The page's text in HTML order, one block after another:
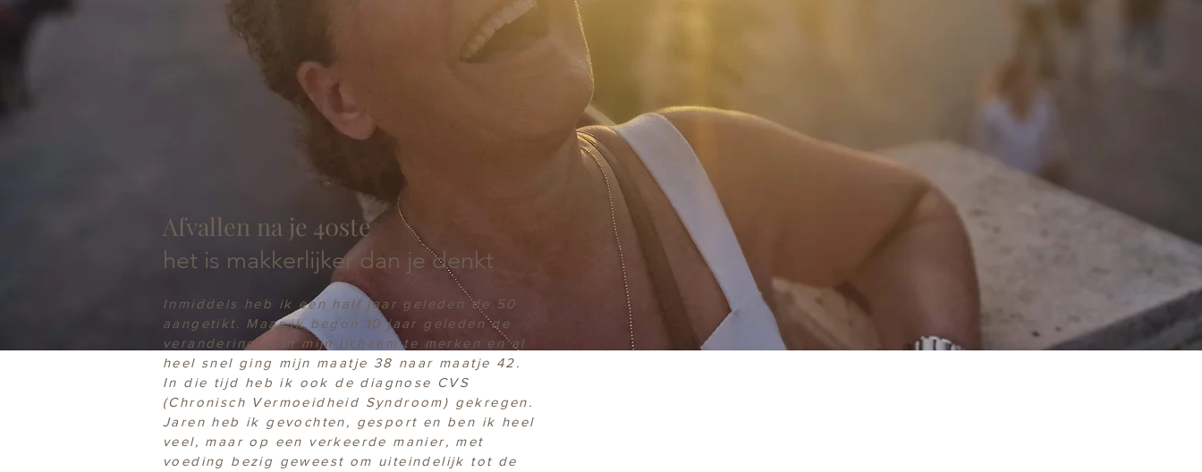
Afvallen na je 40ste
het is makkerlijker dan je denkt
Inmiddels heb ik een half jaar geleden de 50
aangetikt. Maar ik begon 10 jaar geleden de
verandering al in mijn lichaam te merken en al
heel snel ging mijn maatje 38 naar maatje 42.
In die tijd heb ik ook de diagnose CVS
(Chronisch Vermoeidheid Syndroom) gekregen.
Jaren heb ik gevochten, gesport en ben ik heel
veel, maar op een verkeerde manier, met
voeding bezig geweest om uiteindelijk tot de